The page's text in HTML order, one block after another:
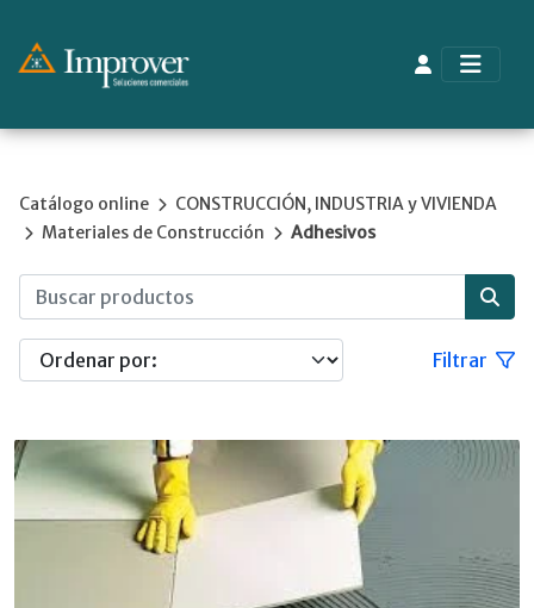
Catálogo online
CONSTRUCCIÓN, INDUSTRIA y VIVIENDA
Materiales de Construcción
Adhesivos
Filtrar